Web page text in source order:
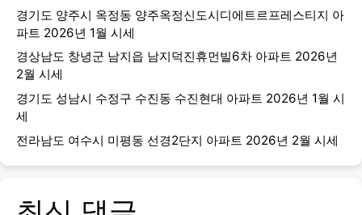
경기도 양주시 옥정동 양주옥정신도시디에트르프레스티지 아
파트 2026년 1월 시세
경상남도 창녕군 남지읍 남지덕진휴먼빌6차 아파트 2026년
2월 시세
경기도 성남시 수정구 수진동 수진현대 아파트 2026년 1월 시
세
전라남도 여수시 미평동 선경2단지 아파트 2026년 2월 시세